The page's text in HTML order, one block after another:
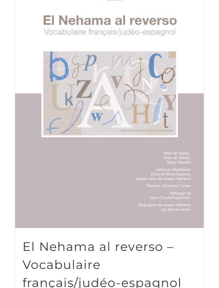
El Nehama al reverso –
Vocabulaire
français/judéo-espagnol